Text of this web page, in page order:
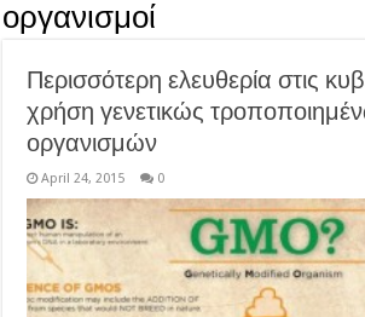
οργανισμοί
Περισσότερη ελευθερία στις
χρήση γενετικώς
οργανισμών
April 24, 2015 0